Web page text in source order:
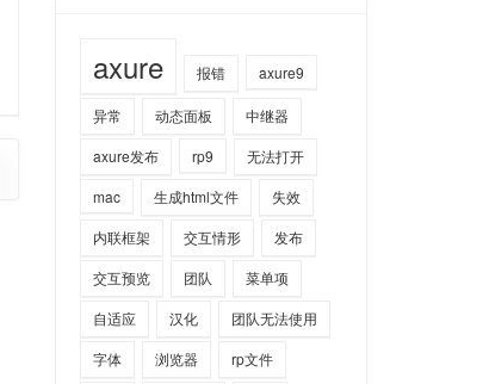
axure 报错 axure9
异常 动态面板
中继器
axure发布
rp9
无法打开
mac
生成html文件
失效
内联框架
交互情形
发布
交互预览
团队
菜单项
自适应
汉化
团队无法使用
字体
浏览器
rp文件